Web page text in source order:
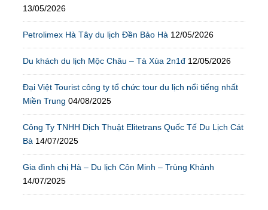
13/05/2026
Petrolimex Hà Tây du lịch Đền Bảo Hà 12/05/2026
Du khách du lịch Mộc Châu – Tà Xùa 2n1đ 12/05/2026
Đại Việt Tourist công ty tổ chức tour du lịch nổi tiếng nhất
Miền Trung 04/08/2025
Công Ty TNHH Dịch Thuật Elitetrans Quốc Tế Du Lịch Cát
Bà 14/07/2025
Gia đình chị Hà – Du lịch Côn Minh – Trùng Khánh
14/07/2025